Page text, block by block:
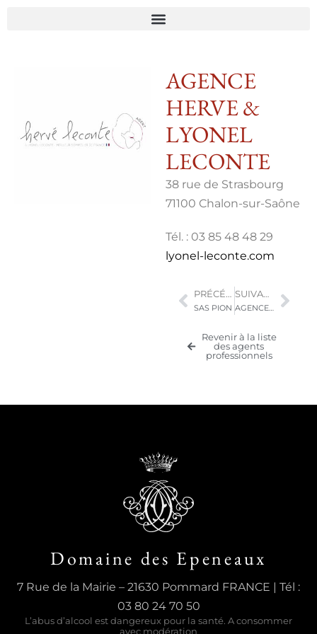
AGENCE
HERVE &
LYONEL
LECONTE
38 rue de Strasbourg
71100 Chalon-sur-Saône
Tél. : 03 85 48 48 29
lyonel-leconte.com
PRÉCÉDENT
SAS PION
SUIVANT
AGENCE HÉLÈNE YUAN
Revenir à la liste
des agents
professionnels
Domaine des Epeneaux
7 Rue de la Mairie – 21630 Pommard FRANCE | Tél :
03 80 24 70 50
L’abus d’alcool est dangereux pour la santé. A consommer
avec modération